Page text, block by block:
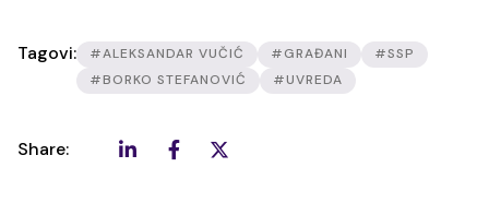
Tagovi: #ALEKSANDAR VUČIĆ #GRAĐANI
#SSP
#BORKO STEFANOVIĆ
#UVREDA
Share: